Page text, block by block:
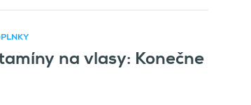
na vlasy: Konečne